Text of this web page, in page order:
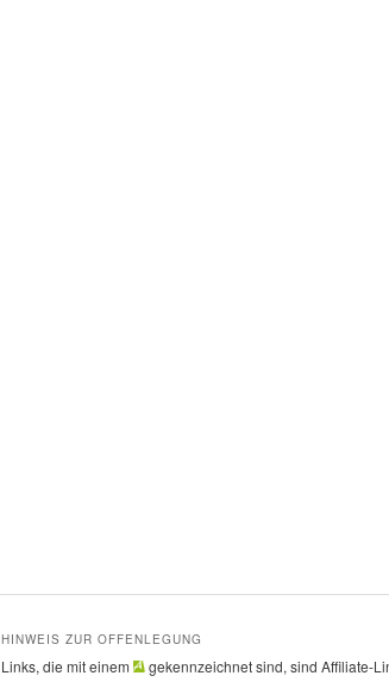
HINWEIS ZUR OFFENLEGUNG
Links, die mit einem
gekennzeichnet sind, sind Affiliate-